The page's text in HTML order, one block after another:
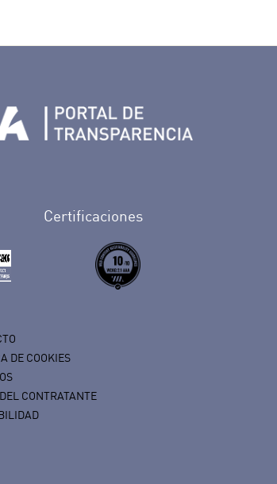
Twitteren Instagram
Auditorio de Tenerife
de Tenerife en Youtube
Certificaciones
DE COOKIES
CONTRATANTE